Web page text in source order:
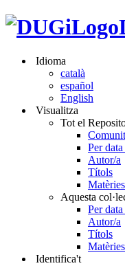
Idioma
català
español
English
Visualitza
Tot el
Per
Autor/a
Títols
Matèries
Aquesta
Per
Autor/a
Títols
Matèries
Identifica't